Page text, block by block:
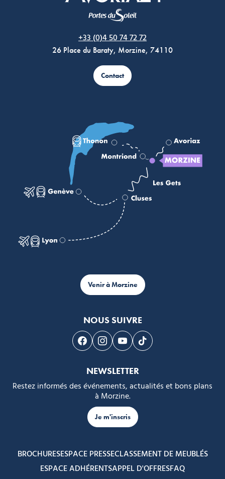
+33 (0)4 50 74 72 72
26 Place du Baraty, Morzine, 74110
Contact
Venir à Morzine
NOUS SUIVRE
Suivez-nous sur Facebook
Suivez-nous sur Instagram
Suivez-nous sur Youtube
Suivez-nous sur
NEWSLETTER
Restez informés des événements, actualités et bons plans
à Morzine.
Je m'inscris
BROCHURESESPACE PRESSECLASSEMENT DE MEUBLÉS
ESPACE ADHÉRENTSAPPEL D'OFFRESFAQ